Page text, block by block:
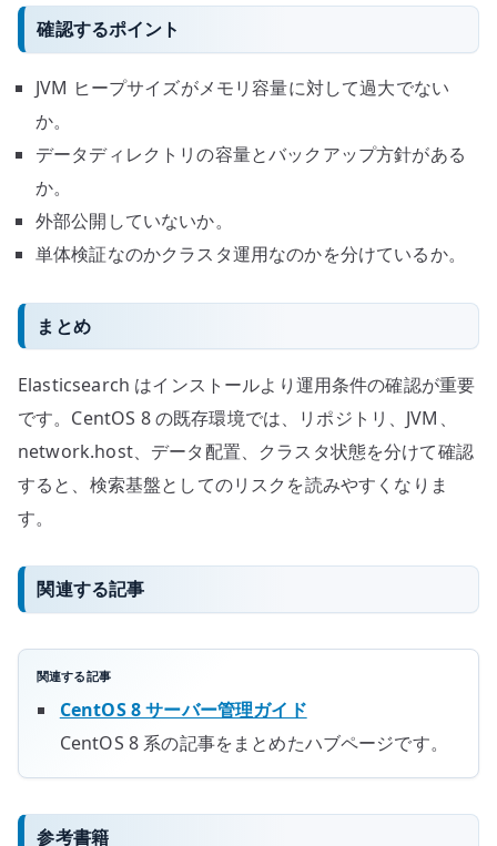
確認するポイント
JVM ヒープサイズがメモリ容量に対して過大でない
か。
データディレクトリの容量とバックアップ方針がある
か。
外部公開していないか。
単体検証なのかクラスタ運用なのかを分けているか。
まとめ
Elasticsearch はインストールより運用条件の確認が重要
です。CentOS 8 の既存環境では、リポジトリ、JVM、
network.host、データ配置、クラスタ状態を分けて確認
すると、検索基盤としてのリスクを読みやすくなりま
す。
関連する記事
関連する記事
CentOS 8 サーバー管理ガイド
CentOS 8 系の記事をまとめたハブページです。
参考書籍